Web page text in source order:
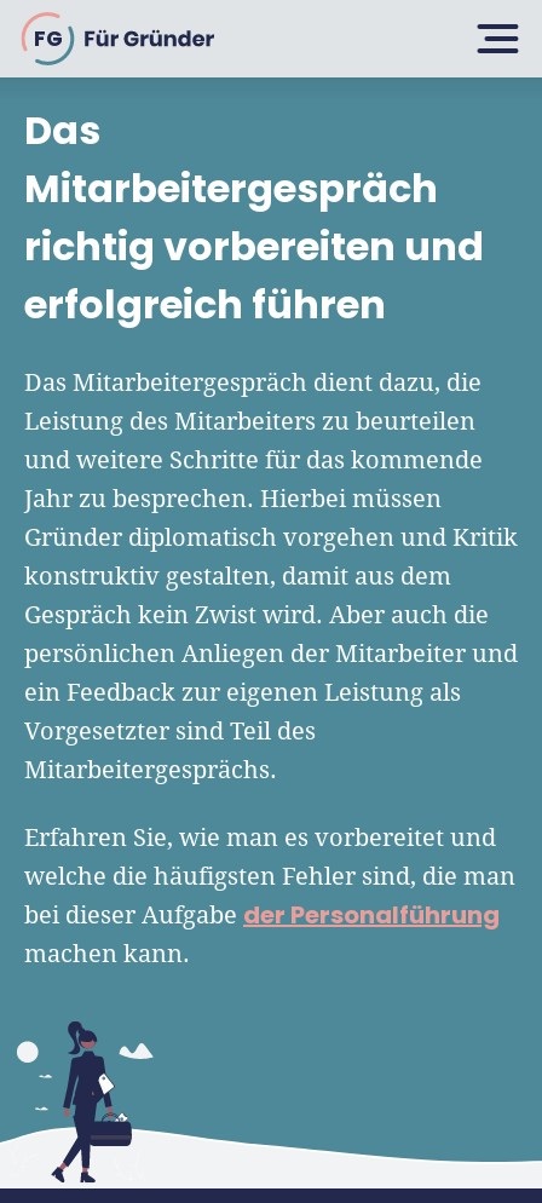
FG
Planen
Selbstständig machen
Über 500 Geschäftsideen
Geschäftsmodell entwickeln
Businessplan schreiben
Businessplan-Vorlage & Muster
Finanzplan erstellen
Top 15 Franchise
Die besten Gründerkredite
Gründerwettbewerbe finden
Gründen
Firma gründen: 10 Tipps
Rechtsform wählen
UG gründen
GmbH gründen
Geschäftskonto-Vergleich
Unternehmen anmelden
Schutzrechte anmelden
Kleingewerbe anmelden
Unsere Gründungspakete
Wachsen
6 Tipps zum Start
Fördermittelcheck machen
Kunden gewinnen
Website erstellen
Rechnung schreiben
Buchhaltung erledigen
Online-Kredit anfragen
Kassensystem
Versicherungen
Finanzieren
Fördermittel
Gründungszuschuss
Kredit für Existenzgründer
Business Angels
Kontokorrenkredit
Flexible Kreditlinie
Firmenkonto
Tools
Businessplan-Software
Business Model Canvas
Gründertest
Gründungsassistent
Finanzplan Tool
Preiskalkulation
Buchhaltungssoftware
Lohnsoftware
Weitere Tools & Vorlagen
Vergleiche
Angebote
Unsere Gründungspakete
Geförderte Beratung
Finanzierungsangebote
Geschäftskonto eröffnen
Richtig versichern
Steuerberatung
Software
Das
Mitarbeitergespräch
richtig vorbereiten und
erfolgreich führen
Das Mitarbeitergespräch dient dazu, die
Leistung des Mitarbeiters zu beurteilen
und weitere Schritte für das kommende
Jahr zu besprechen. Hierbei müssen
Gründer diplomatisch vorgehen und Kritik
konstruktiv gestalten, damit aus dem
Gespräch kein Zwist wird. Aber auch die
persönlichen Anliegen der Mitarbeiter und
ein Feedback zur eigenen Leistung als
Vorgesetzter sind Teil des
Mitarbeitergesprächs.
Erfahren Sie, wie man es vorbereitet und
welche die häufigsten Fehler sind, die man
bei dieser Aufgabe der Personalführung
machen kann.